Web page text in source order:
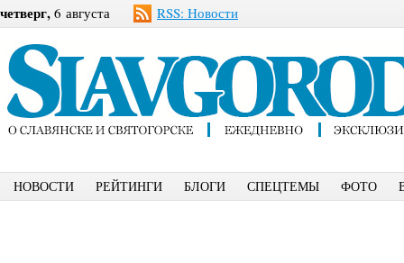
четверг, 6 августа RSS: Новости
НОВОСТИ РЕЙТИНГИ БЛОГИ СПЕЦТЕМЫ ФОТО